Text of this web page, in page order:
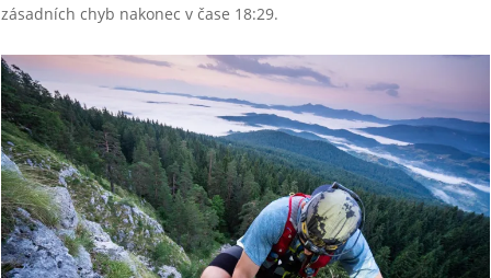
zásadních chyb nakonec v čase 18:29.